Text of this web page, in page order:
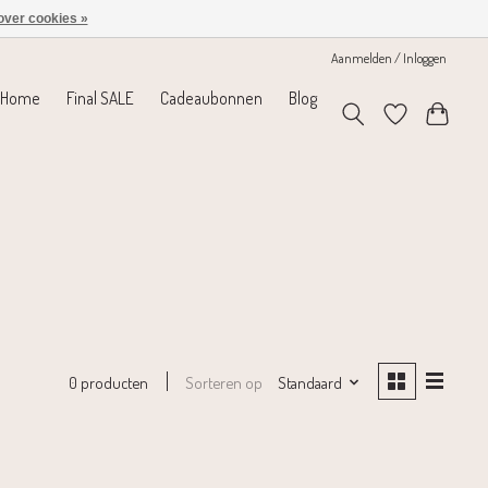
Aanmelden / Inloggen
Home Final SALE Cadeaubonnen Blog
0 producten Sorteren op Standaard
cookies »